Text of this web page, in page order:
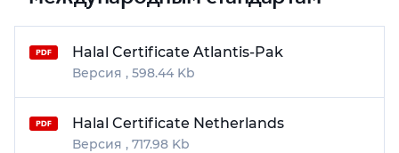
Halal Certificate Atlantis-Pak
598.44 Kb
Halal Certificate Netherlands
717.98 Kb